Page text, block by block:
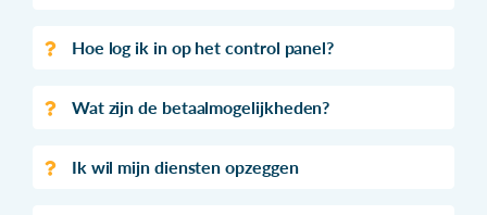
Hoe log ik in op het control panel?
Wat zijn de betaalmogelijkheden?
Ik wil mijn diensten opzeggen